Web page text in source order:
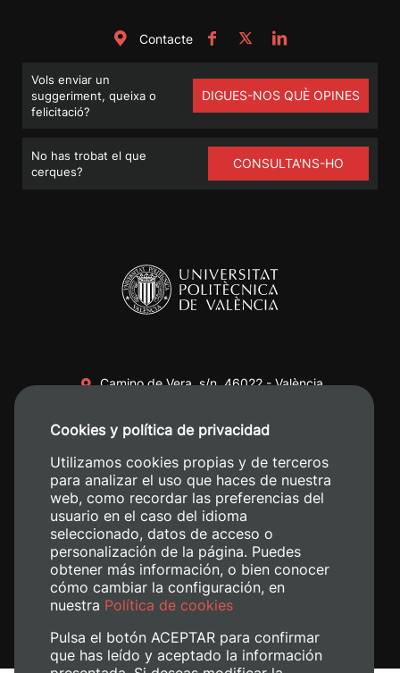
Contacte
Vols enviar un
suggeriment, queixa o
felicitació?
DIGUES-NOS QUÈ OPINES
No has trobat el que
cerques?
CONSULTA'NS-HO
Camino de Vera, s/n. 46022 - València
+34 620 04 00 50
Cookies y política de privacidad
Utilizamos cookies propias y de terceros
para analizar el uso que haces de nuestra
web, como recordar las preferencias del
usuario en el caso del idioma
seleccionado, datos de acceso o
personalización de la página. Puedes
obtener más información, o bien conocer
cómo cambiar la configuración, en
nuestra Política de cookies
Pulsa el botón ACEPTAR para confirmar
que has leído y aceptado la información